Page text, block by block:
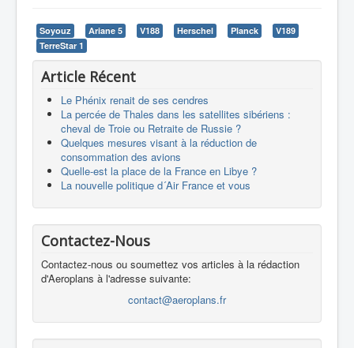
Soyouz Ariane 5 V188 Herschel Planck
V189
TerreStar 1
Article Récent
Le Phénix renait de ses cendres
La percée de Thales dans les satellites sibériens :
cheval de Troie ou Retraite de Russie ?
Quelques mesures visant à la réduction de
consommation des avions
Quelle-est la place de la France en Libye ?
La nouvelle politique d´Air France et vous
Contactez-Nous
Contactez-nous ou soumettez vos articles à la rédaction
d'Aeroplans à l'adresse suivante:
contact@aeroplans.fr